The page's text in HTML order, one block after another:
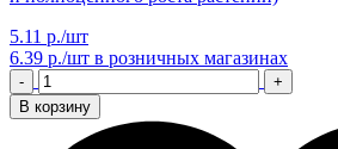
5.11 р./шт
6.39 р./шт в розничных магазинах
-
+
В корзину